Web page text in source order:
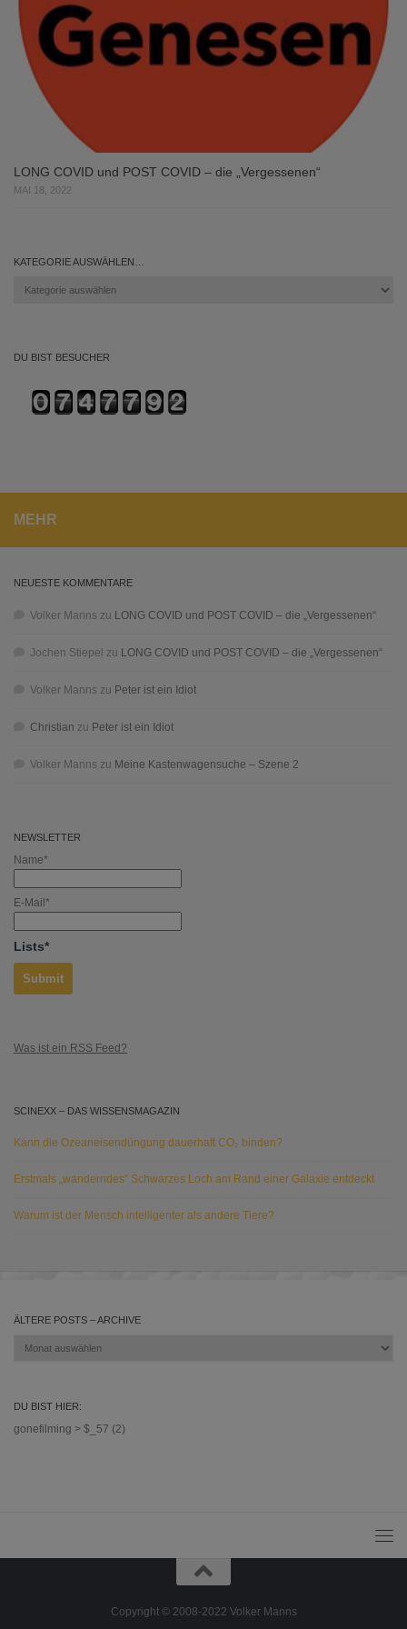
LONG COVID und POST COVID – die „Vergessenen“
MAI 18, 2022
KATEGORIE AUSWÄHLEN…
Kategorie
DU BIST BESUCHER
MEHR
NEUESTE KOMMENTARE
Volker Manns zu LONG COVID und POST COVID – die „Vergessenen“
Jochen Stiepel zu LONG COVID und POST COVID – die „Vergessenen“
Volker Manns zu Peter ist ein Idiot
Christian zu Peter ist ein Idiot
Volker Manns zu Meine Kastenwagensuche – Szene 2
NEWSLETTER
Name*
E-Mail*
Lists*
Was ist ein RSS Feed?
SCINEXX – DAS WISSENSMAGAZIN
Kann die Ozeaneisendüngung dauerhaft CO₂ binden?
Erstmals „wanderndes“ Schwarzes Loch am Rand einer Galaxie entdeckt
Warum ist der Mensch intelligenter als andere Tiere?
ÄLTERE POSTS – ARCHIVE
DU BIST HIER:
gonefilming > $_57 (2)
Copyright © 2008-2022 Volker Manns